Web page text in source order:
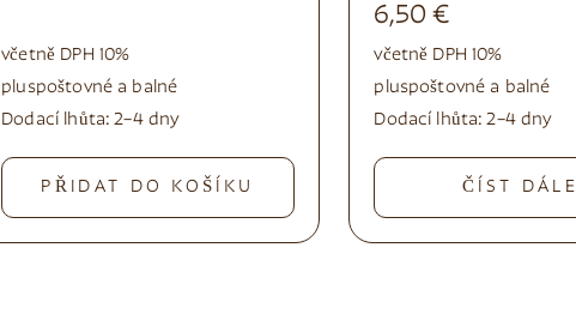
včetně DPH 10%
pluspoštovné a balné
Dodací lhůta:2–4 dny
PŘIDAT DO KOŠÍKU
6,50€
včetně DPH 10%
pluspoštovné a balné
Dodací lhůta:2–4 dny
ČÍST DÁLE